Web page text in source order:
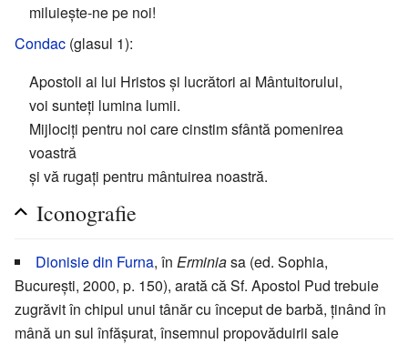
miluiește-ne pe noi!
Condac (glasul 1):
Apostoli ai lui Hristos și lucrători ai Mântuitorului,
voi sunteți lumina lumii.
Mijlociți pentru noi care cinstim sfântă pomenirea
voastră
și vă rugați pentru mântuirea noastră.
Iconografie
Dionisie din Furna, în Erminiasa (ed. Sophia,
București, 2000, p. 150), arată că Sf. Apostol Pud trebuie
zugrăvit în chipul unui tânăr cu început de barbă, ținând în
mână un sul înfășurat, însemnul propovăduirii sale